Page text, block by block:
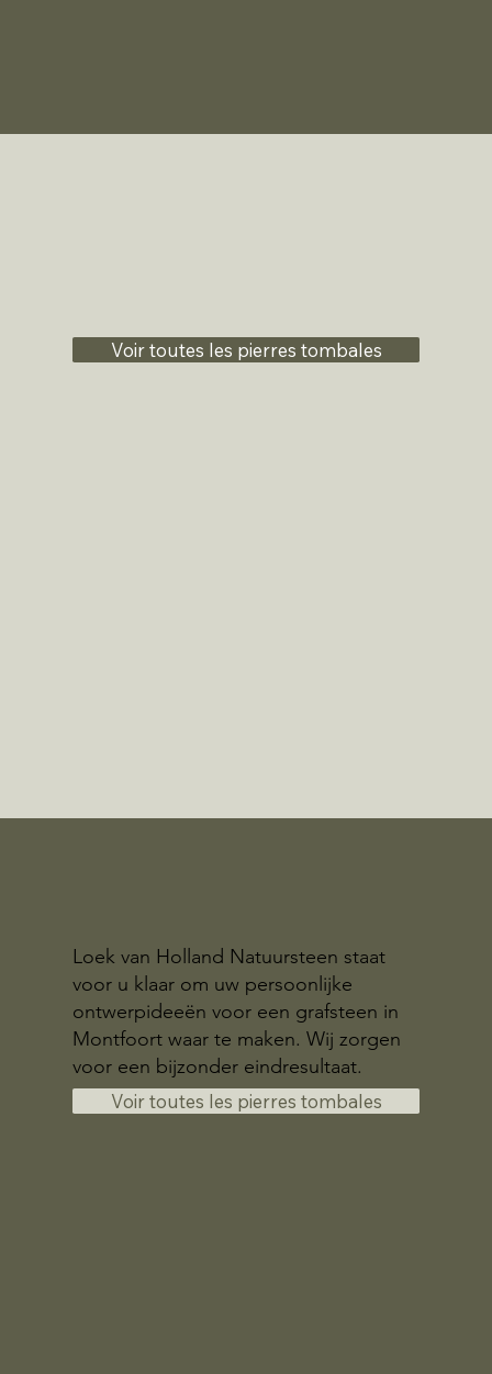
Voir toutes les pierres tombales
Loek van Holland Natuursteen staat
voor u klaar om uw persoonlijke
ontwerpideeën voor een grafsteen in
Montfoort waar te maken. Wij zorgen
voor een bijzonder eindresultaat.
Voir toutes les pierres tombales